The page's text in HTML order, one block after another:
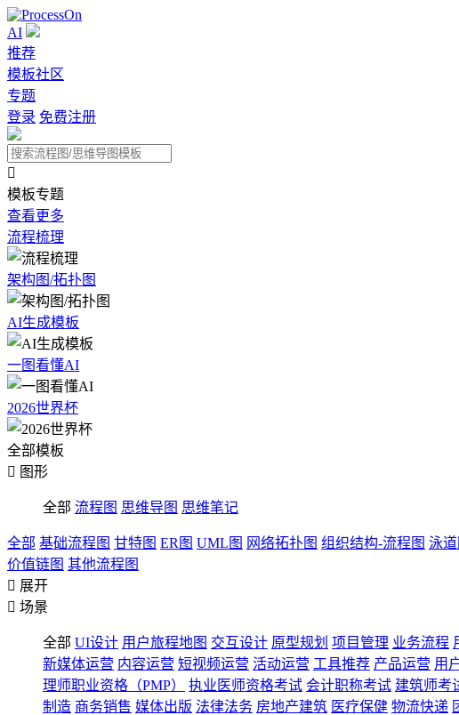
AI
推荐
模板社区
专题
登录 免费注册

模板专题
查看更多
流程梳理
架构图/拓扑图
AI生成模板
一图看懂AI
2026世界杯
全部模板
 图形
全部 流程图 思维导图 思维笔记
全部 基础流程图 甘特图 ER图 UML图 网络拓扑图 组织结构-流程图 泳道
价值链图 其他流程图
 展开
 场景
全部 UI设计 用户旅程地图 交互设计 原型规划 项目管理 业务流程
新媒体运营 内容运营 短视频运营 活动运营 工具推荐 产品运营 用
理师职业资格（PMP）
执业医师资格考试 会计职称考试 建筑师考
制造 商务销售 媒体出版 法律法务 房地产建筑 医疗保健 物流快递